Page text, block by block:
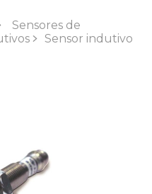
Sensores de
Sensor indutivo